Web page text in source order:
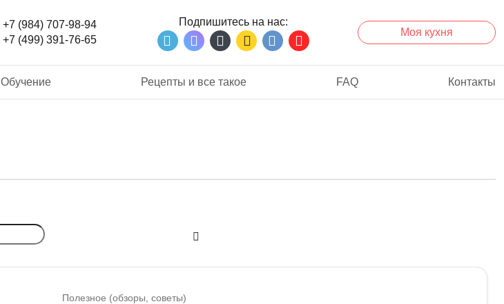
+7 (984) 707-98-94
+7 (499) 391-76-65
Подпишитесь на нас
Моя кухня
Обучение Рецепты и все такое FAQ Контакты
Полезное (обзоры, советы)